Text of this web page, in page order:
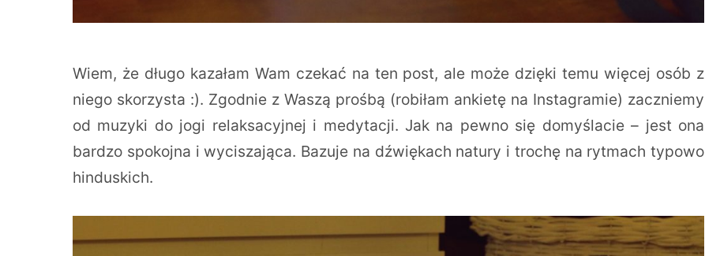
Wiem, że długo kazałam Wam czekać na ten post, ale może dzięki temu więcej osób z
niego skorzysta :). Zgodnie z Waszą prośbą (robiłam ankietę na Instagramie) zaczniemy
od muzyki do jogi relaksacyjnej i medytacji. Jak na pewno się domyślacie – jest ona
bardzo spokojna i wyciszająca. Bazuje na dźwiękach natury i trochę na rytmach typowo
hinduskich.